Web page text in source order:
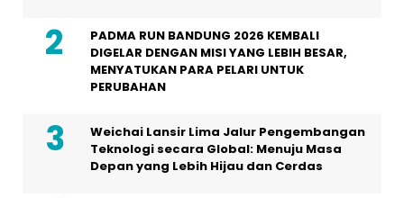
PADMA RUN BANDUNG 2026 KEMBALI
DIGELAR DENGAN MISI YANG LEBIH BESAR,
MENYATUKAN PARA PELARI UNTUK
PERUBAHAN
Weichai Lansir Lima Jalur Pengembangan
Teknologi secara Global: Menuju Masa
Depan yang Lebih Hijau dan Cerdas